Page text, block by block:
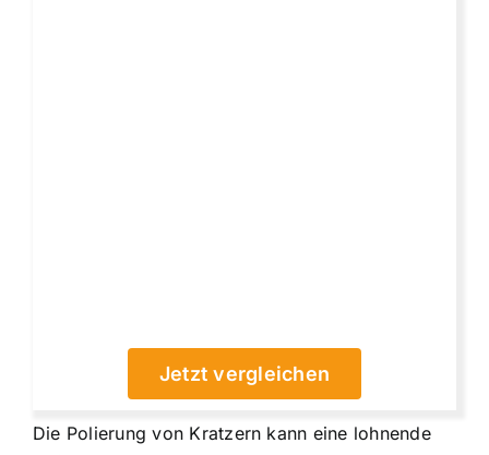
Jetzt vergleichen
Die Polierung von Kratzern kann eine lohnende